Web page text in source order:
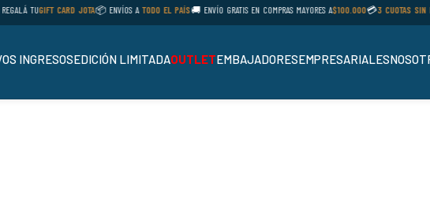
TUGIFT CARD JOTA📦 ENVÍOS ATODO EL PAÍS🚚 ENVÍO GRATIS EN COMPRAS MAYORES A$100.000💳3 CUOTAS SIN
INGRESOSEDICIÓN LIMITADAOUTLETEMBAJADORESEMPRESARIALES